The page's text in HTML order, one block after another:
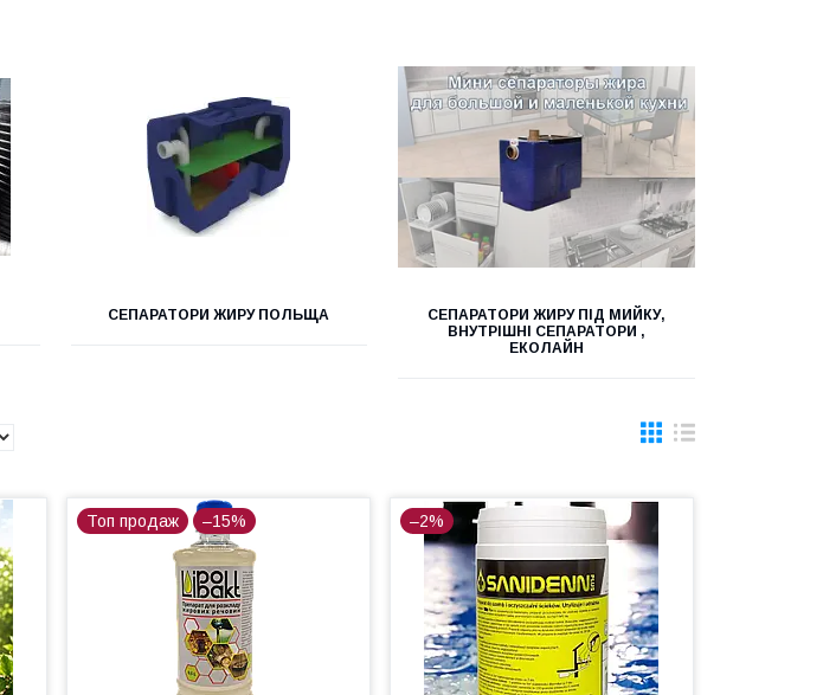
СЕПАРАТОРИ ЖИРУ ПОЛЬЩА
СЕПАРАТОРИ ЖИРУ ПІД МИЙКУ,
ВНУТРІШНІ СЕПАРАТОРИ ,
ЕКОЛАЙН
Топ продаж –15% –2%